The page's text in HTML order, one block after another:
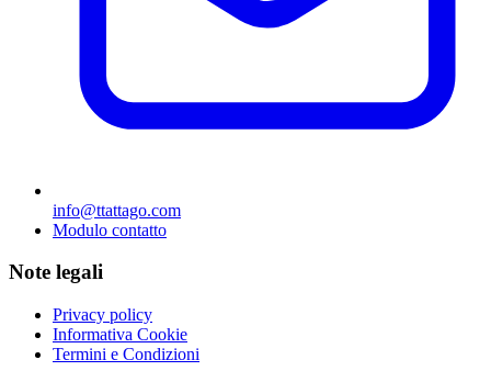
info@ttattago.com
Modulo contatto
Note legali
Privacy policy
Informativa Cookie
Termini e Condizioni